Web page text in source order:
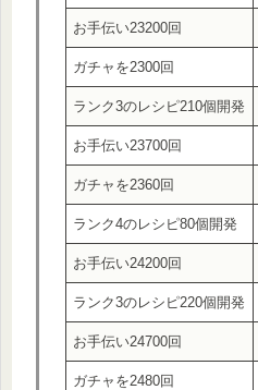
お手伝い23200回
ガチャを2300回
ランク3のレシピ210個開発
お手伝い23700回
ガチャを2360回
ランク4のレシピ80個開発
お手伝い24200回
ランク3のレシピ220個開発
お手伝い24700回
ガチャを2480回